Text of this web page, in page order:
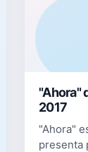
"Ahora"
2017
"Ahora"
presenta